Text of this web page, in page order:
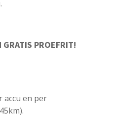
GRATIS PROEFRIT!
accu en per